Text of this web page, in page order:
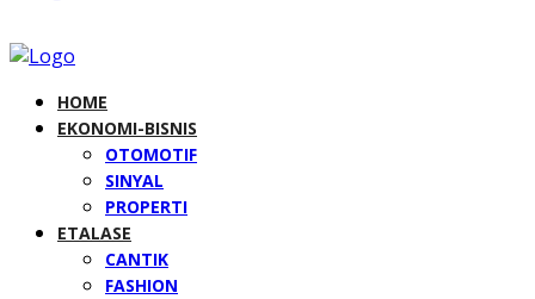
HOME
EKONOMI-BISNIS
OTOMOTIF
SINYAL
PROPERTI
ETALASE
CANTIK
FASHION